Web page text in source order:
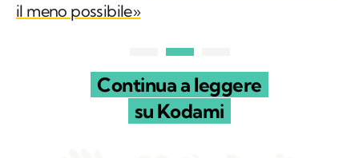
il meno possibile»
Continua a leggere
su Kodami